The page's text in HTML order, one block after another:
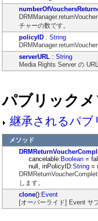
チャーの数です。
policyID : String
serverURL : String
Media Rights Server の
パブリック
継承されるパ
メソッド
cancelable:Boolean =
null, inPolicyID:String =
します。
clone():Event
[オーバーライド] Event サ